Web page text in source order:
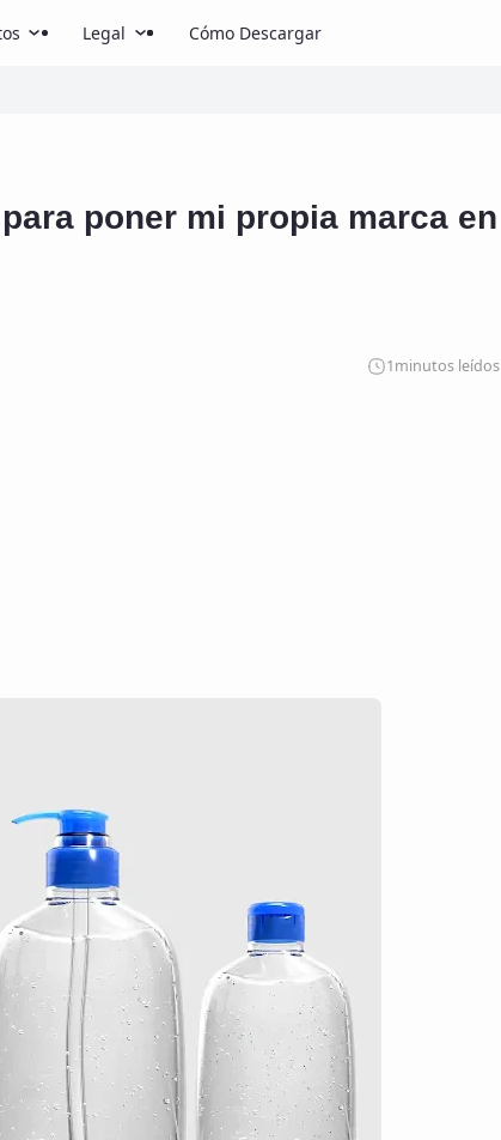
Legal Cómo Descargar
poner mi propia marca en
1minutos leídos